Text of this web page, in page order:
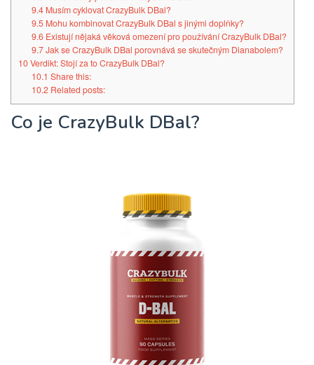
9.4Musím cyklovat CrazyBulk DBal?
9.5Mohu kombinovat CrazyBulk DBal s jinými doplňky?
9.6Existují nějaká věková omezení pro používání CrazyBulk DBal?
9.7Jak se CrazyBulk DBal porovnává se skutečným Dianabolem?
10Verdikt: Stojí za to CrazyBulk DBal?
10.1 Share this:
10.2Related posts:
Co je CrazyBulk DBal?